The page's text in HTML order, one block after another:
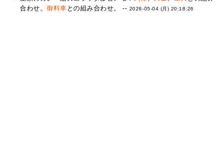
合わせ。御料車 との組み合わせ。 -- 2026-05-04 (月) 20:18:26